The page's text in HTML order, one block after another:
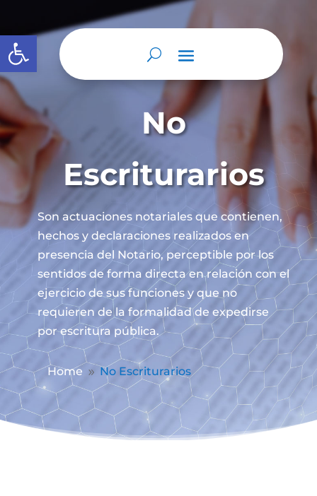
Abrir barra de herramientas
No
Escriturarios
Son actuaciones notariales que contienen,
hechos y declaraciones realizados en
presencia del Notario, perceptible por los
sentidos de forma directa en relación con el
ejercicio de sus funciones y que no
requieren de la formalidad de expedirse
por escritura pública.
Home 9 No Escriturarios